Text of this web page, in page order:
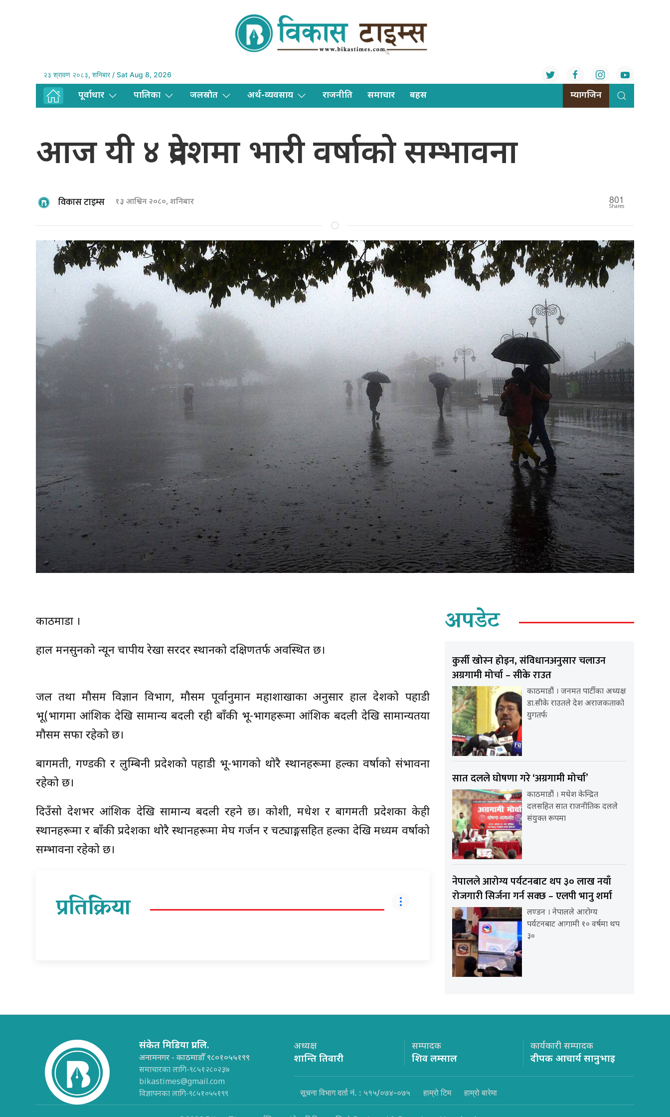
२३ श्रावण २०८३, शनिबार / Sat Aug 8, 2026
पूर्वाधार पालिका जलस्राेत अर्थ-व्यवसाय राजनीति समाचार बहस म्यागजिन
आज यी ४ प्रदेशमा भारी वर्षाकाे सम्भावना
विकास टाइम्स १३ आश्विन २०८०, शनिबार 801
Shares
काठमाडौं ।
हाल मनसुनको न्यून चापीय रेखा सरदर स्थानको दक्षिणतर्फ अवस्थित छ।
जल तथा मौसम विज्ञान विभाग, मौसम पूर्वानुमान महाशाखाका अनुसार हाल देशको पहाडी
भू(भागमा आंशिक देखि सामान्य बदली रही बाँकी भू-भागहरूमा आंशिक बदली देखि सामान्यतया
मौसम सफा रहेको छ।
बागमती, गण्डकी र लुम्बिनी प्रदेशको पहाडी भू-भागको थोरै स्थानहरूमा हल्का वर्षाको संभावना
रहेको छ।
दिउँसो देशभर आंशिक देखि सामान्य बदली रहने छ। कोशी, मधेश र बागमती प्रदेशका केही
स्थानहरूमा र बाँकी प्रदेशका थोरै स्थानहरूमा मेघ गर्जन र चट्याङ्गसहित हल्का देखि मध्यम वर्षाको
सम्भावना रहेको छ।
प्रतिक्रिया
अपडेट
कुर्सी खोस्न होइन, संविधानअनुसार चलाउन
अग्रगामी मोर्चा – सीके राउत
काठमाडौं । जनमत पार्टीका अध्यक्ष
डा.सीके राउतले देश अराजकताको
युगतर्फ
सात दलले घोषणा गरे ‘अग्रगामी मोर्चा’
काठमाडौं । मधेश केन्द्रित
दलसहित सात राजनीतिक दलले
संयुक्त रूपमा
नेपालले आरोग्य पर्यटनबाट थप ३० लाख नयाँ
रोजगारी सिर्जना गर्न सक्छ – एलपी भानु शर्मा
लण्डन । नेपालले आरोग्य
पर्यटनबाट आगामी १० वर्षमा थप
३०
संकेत मिडिया प्रा.लि.
अनामनगर - काठमाडौँ ९८०१०५५१९९
समाचारका लागि-९८५१२८०२३७
bikastimes@gmail.com
विज्ञापनका लागि-९८५१०५५१९९
अध्यक्ष
शान्ति तिवारी
सम्पादक
शिव लम्साल
कार्यकारी सम्पादक
दीपक आचार्य सानुभाइ
सूचना विभाग दर्ता नं. : ५१५/०७४-०७५ हाम्रो टिम हाम्रो बारेमा